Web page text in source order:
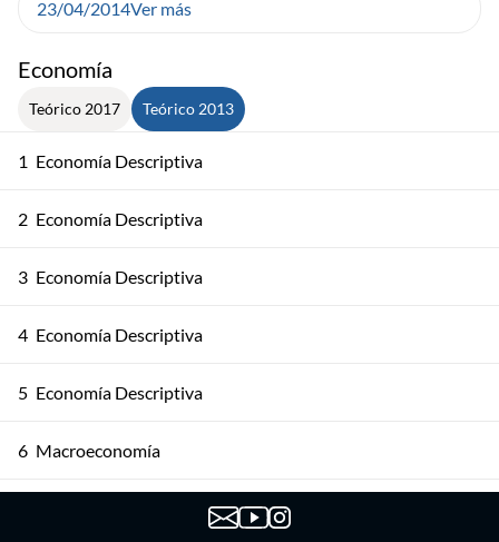
Economía
Teórico 2017 Teórico 2013
1 Economía Descriptiva
2 Economía Descriptiva
3 Economía Descriptiva
4 Economía Descriptiva
5 Economía Descriptiva
6 Macroeconomía
23/04/2014Ver más